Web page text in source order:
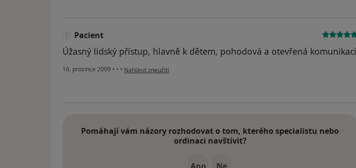
Pacient
Úžasný lidský přístup, hlavně k dětem, pohodová a otevřená komunikaci
16. prosince 2009 • • • podle názoru uživatele Pacient
Nahlásit zneužití
Pomáhají vám názory rozhodovat o tom, kterého specialistu nebo
ordinaci navštívit?